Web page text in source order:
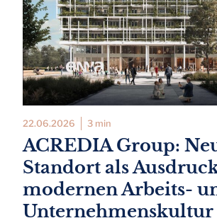
22.06.2026 3 min
ACREDIA Group:
Standort als
modernen Arbeits-
Unternehmenskultur